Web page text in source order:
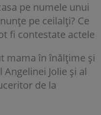
pe numele unui
pe ceilalți? Ce
fi contestate actele
mama în înălțime și
Jolie și al
de la